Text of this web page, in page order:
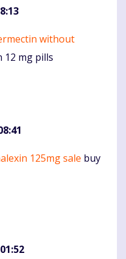
without
12 mg pills
125mg sale buy